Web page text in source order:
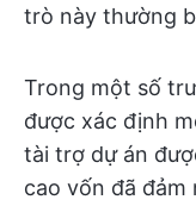
trò này thường
Trong một số
được xác định
tài trợ dự án
cao vốn đã đảm